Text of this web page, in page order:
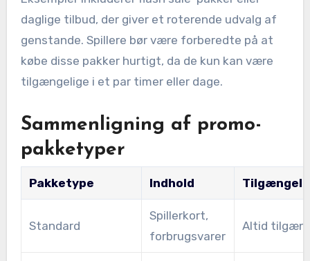
daglige tilbud, der giver et roterende udvalg af
genstande. Spillere bør være forberedte på at
købe disse pakker hurtigt, da de kun kan være
tilgængelige i et par timer eller dage.
Sammenligning af promo-
pakketyper
Pakketype Indhold
Standard
Spillerkort,
forbrugsvarer
Altid